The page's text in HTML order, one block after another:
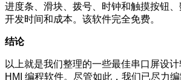
进度条、滑块、拨号、时钟和触摸按钮
开发时间和成本。该软件完全免费。
结论
以上就是我们整理的一些最佳串口屏设
HMI 编程软件。尽管如此，我们已尽力